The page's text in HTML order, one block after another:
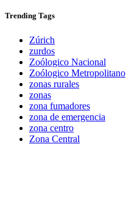
Trending Tags
Zúrich
zurdos
Zoólogico Nacional
Zoólogico Metropolitano
zonas rurales
zonas
zona fumadores
zona de emergencia
zona centro
Zona Central